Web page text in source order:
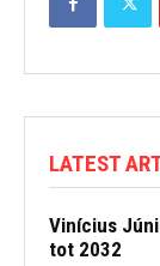
LATEST
Vinícius
tot 2032